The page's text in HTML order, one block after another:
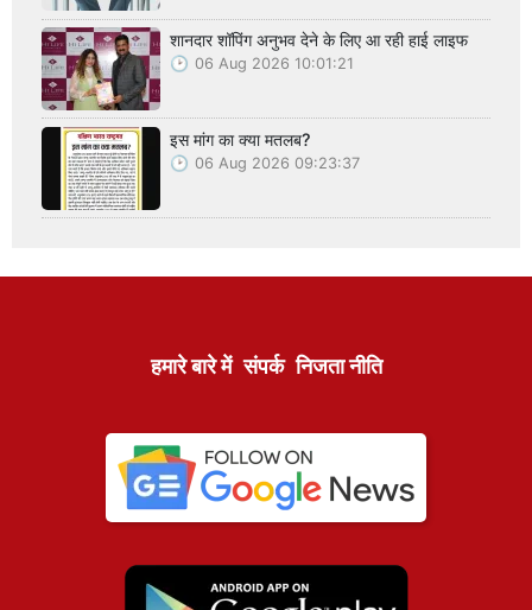
शानदार शॉपिंग अनुभव देने के लिए आ रही हाई लाइफ
06 Aug 2026 10:01:21
इस मांग का क्या मतलब?
06 Aug 2026 09:23:37
हमारे बारे में संपर्क निजता नीति